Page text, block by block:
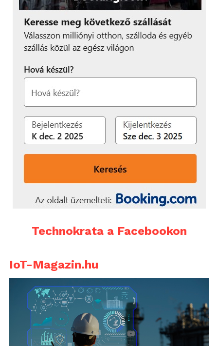
Technokrata a Facebookon
IoT-Magazin.hu